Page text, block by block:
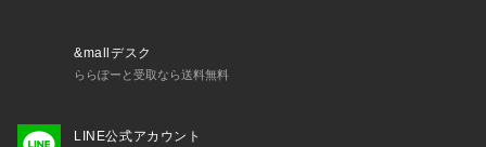
&mallデスク
ららぽーと受取なら送料無料
LINE公式アカウント